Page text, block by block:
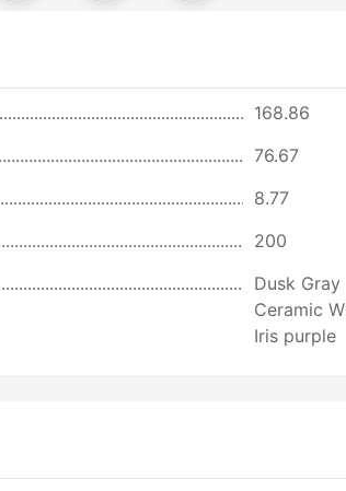
168.86
76.67
8.77
200
Dusk Gray
Ceramic
Iris purple